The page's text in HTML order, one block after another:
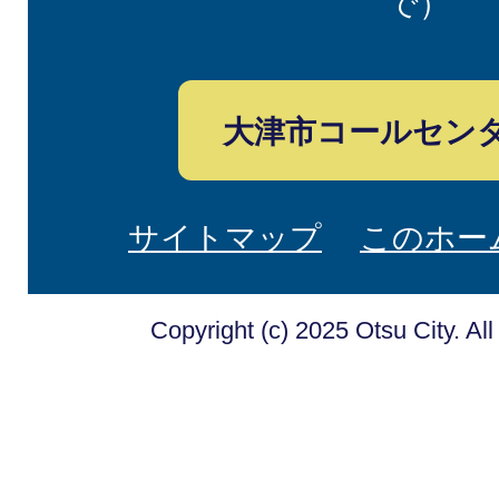
大津市コールセン
サイトマップ このホ
Copyright (c) 2025 Otsu City.